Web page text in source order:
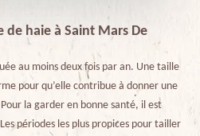
haie à Saint Mars De
au moins deux fois par an. Une taille
pour qu’elle contribue à donner une
la garder en bonne santé, il est
périodes les plus propices pour tailler